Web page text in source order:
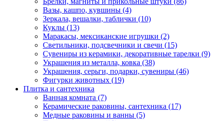
Вазы, кашпо, кувшины (4)
Зеркала, вешалки, таблички (10)
Куклы (13)
Маракасы, мексиканские игрушки (2)
Светильники, подсвечники и свечи (15)
Сувениры из керамики, декоративные тарелки (9)
Украшения из металла, ковка (38)
Украшения, серьги, подарки, сувениры (46)
Фигурки животных (19)
Плитка и сантехника
Ванная комната (7)
Керамические раковины, сантехника (17)
Медные раковины и ванны (5)